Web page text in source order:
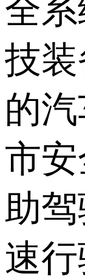
全
技
的
市
助
速